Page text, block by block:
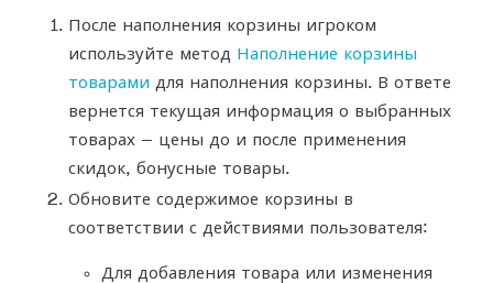
После наполнения корзины игроком
используйте метод Наполнение корзины
товарами для наполнения корзины. В ответе
вернется текущая информация о выбранных
товарах — цены до и после применения
скидок, бонусные товары.
Обновите содержимое корзины в
соответствии с действиями пользователя:
Для добавления товара или изменения